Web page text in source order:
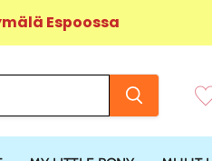
Espoossa